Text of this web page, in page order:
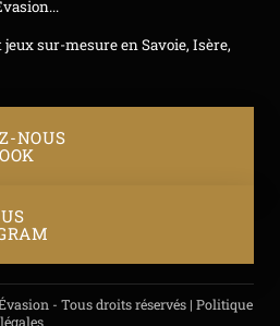
jeux sur-mesure en Savoie, Isère,
NOUS
- Tous droits réservés | Politique